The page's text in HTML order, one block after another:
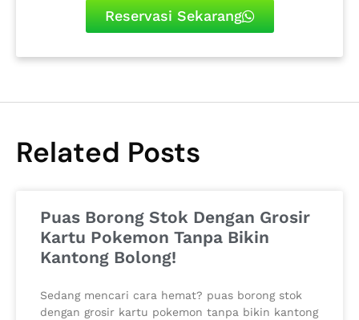
Reservasi Sekarang
Related Posts
Puas Borong Stok Dengan Grosir
Kartu Pokemon Tanpa Bikin
Kantong Bolong!
Sedang mencari cara hemat? puas borong stok
dengan grosir kartu pokemon tanpa bikin kantong